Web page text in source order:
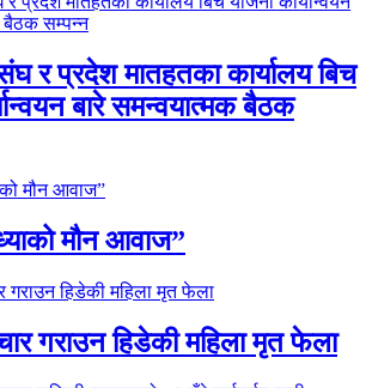
र प्रदेश मातहतका कार्यालय बिच
बारे समन्वयात्मक बैठक
मौन आवाज”
गराउन हिडेकी महिला मृत फेला